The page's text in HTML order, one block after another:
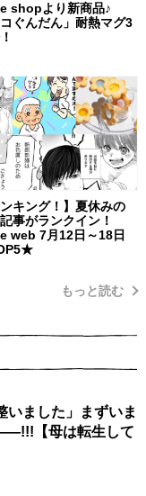
shopより新商品♪
コぐんだん」耐熱マグ3
ンキング！】夏休みの
事がランクイン！
web 7月12日～18日
もっと読む
いました」まずいま
【母は転生して